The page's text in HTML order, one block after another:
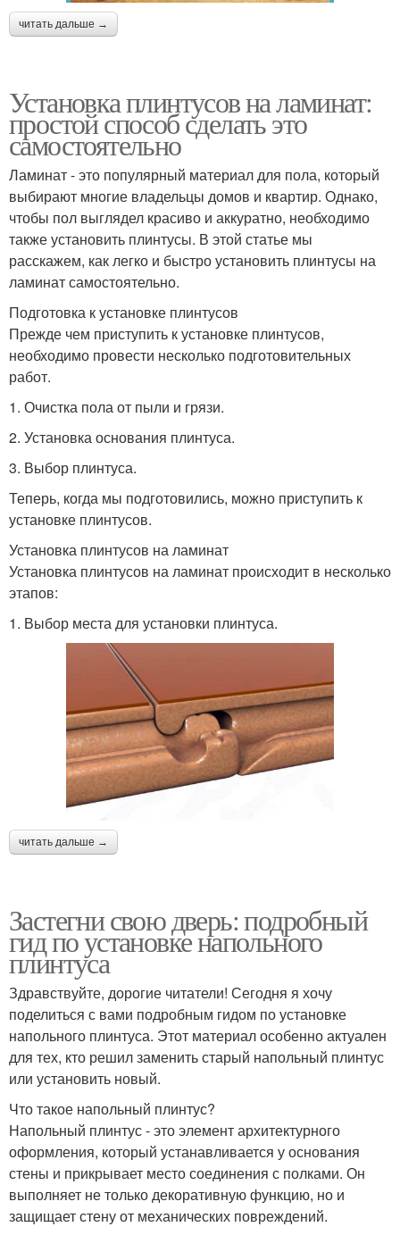
читать дальше →
Установка плинтусов на ламинат:
простой способ сделать это
самостоятельно
Ламинат - это популярный материал для пола, который
выбирают многие владельцы домов и квартир. Однако,
чтобы пол выглядел красиво и аккуратно, необходимо
также установить плинтусы. В этой статье мы
расскажем, как легко и быстро установить плинтусы на
ламинат самостоятельно.
Подготовка к установке плинтусов
Прежде чем приступить к установке плинтусов,
необходимо провести несколько подготовительных
работ.
1. Очистка пола от пыли и грязи.
2. Установка основания плинтуса.
3. Выбор плинтуса.
Теперь, когда мы подготовились, можно приступить к
установке плинтусов.
Установка плинтусов на ламинат
Установка плинтусов на ламинат происходит в несколько
этапов:
1. Выбор места для установки плинтуса.
читать дальше →
Застегни свою дверь: подробный
гид по установке напольного
плинтуса
Здравствуйте, дорогие читатели! Сегодня я хочу
поделиться с вами подробным гидом по установке
напольного плинтуса. Этот материал особенно актуален
для тех, кто решил заменить старый напольный плинтус
или установить новый.
Что такое напольный плинтус?
Напольный плинтус - это элемент архитектурного
оформления, который устанавливается у основания
стены и прикрывает место соединения с полками. Он
выполняет не только декоративную функцию, но и
защищает стену от механических повреждений.